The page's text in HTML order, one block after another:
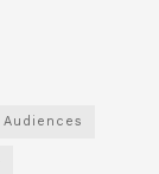
Audiences